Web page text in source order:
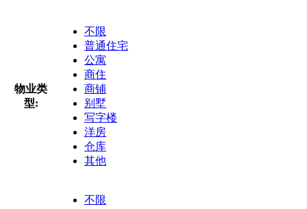
物业类
型:
不限
普通住宅
公寓
商住
商铺
别墅
写字楼
洋房
仓库
其他
不限